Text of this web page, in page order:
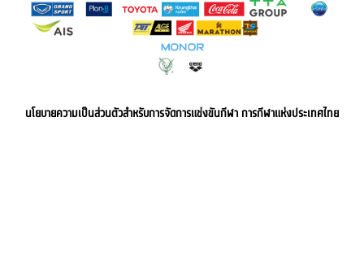
นโยบายความเป็นส่วนตัวสำหรับการจัดการแข่งขันกีฬา การกีฬาแห่งประเทศไทย